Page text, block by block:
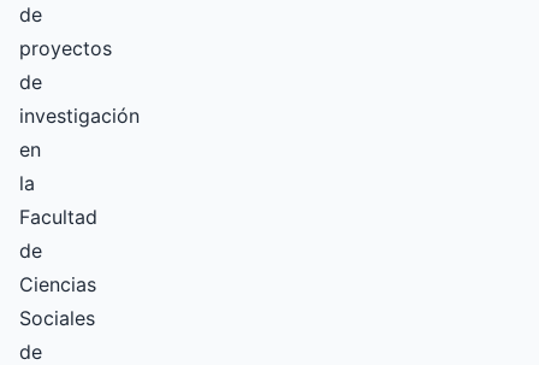
de
proyectos
de
investigación
en
la
Facultad
de
Ciencias
Sociales
de